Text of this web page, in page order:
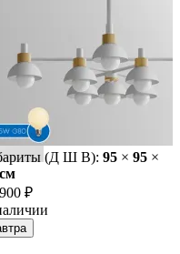
(Д Ш В): 95 × 95 ×
₽